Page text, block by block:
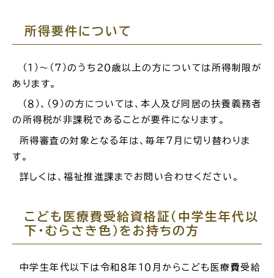
目的 から 探
届出・手続・申請 税金
ごみ・リサイクル 防災
所得要件について
（１）～（7 ）のうち ２０歳以上の方については所得制限が
あります。
（８）、（９）の方については、本人及び同居の扶養義務者
の所得税が非課税であることが要件になります。
所得審査の対象となる年は、毎年７月に切り替わりま
す。
詳しくは、福祉推進課までお問い合わせください。
こども医療費 受給資格証 （中学生年代以
下・むらさき色）をお持ちの方
中学生年代以下は令和８年１０月からこども医療費受給